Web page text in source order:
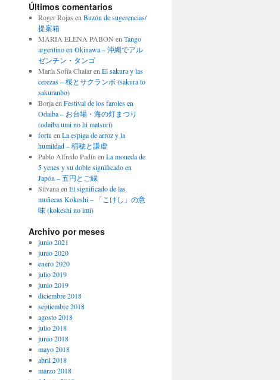
Últimos comentarios
Roger Rojas en Buzón de sugerencias/
提案箱
MARIA ELENA PABON en Tango
argentino en Okinawa – 沖縄でアル
ゼンチン・タンゴ
María Sofía Chalaren El sakura y las
cerezas – 桜とサクランボ (sakura to
sakuranbo)
Borjaen Festival de los faroles en
Odaiba – お台場・海の灯まつり
(odaiba umi no hi matsuri)
fortu en La espiga de arroz y la
humildad – 稲穂と謙虚
Pablo Alfredo Padín en La moneda de
5 yenes y su doble significado en
Japón – 五円とご縁
Silvanaen El significado de las
muñecas Kokeshi – 「こけし」の意
味 (kokeshi no imi)
Archivo por meses
junio 2021
junio 2020
enero 2020
julio 2019
junio 2019
diciembre 2018
septiembre 2018
agosto 2018
julio 2018
junio 2018
mayo 2018
abril 2018
marzo 2018